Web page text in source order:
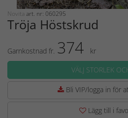
Novita art. nr: 060295
Tröja Höstskrud
Garnkostnad fr. 374
kr
VÄLJ STORLEK
Bli VIP/logga in för
Lägg till i